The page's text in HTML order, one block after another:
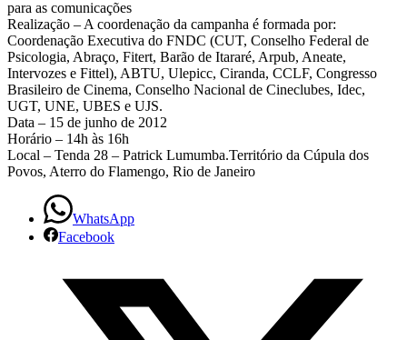
para as comunicações
Realização – A coordenação da campanha é formada por:
Coordenação Executiva do FNDC (CUT, Conselho Federal de
Psicologia, Abraço, Fitert, Barão de Itararé, Arpub, Aneate,
Intervozes e Fittel), ABTU, Ulepicc, Ciranda, CCLF, Congresso
Brasileiro de Cinema, Conselho Nacional de Cineclubes, Idec,
UGT, UNE, UBES e UJS.
Data – 15 de junho de 2012
Horário – 14h às 16h
Local – Tenda 28 – Patrick Lumumba.Território da Cúpula dos
Povos, Aterro do Flamengo, Rio de Janeiro
WhatsApp
Facebook